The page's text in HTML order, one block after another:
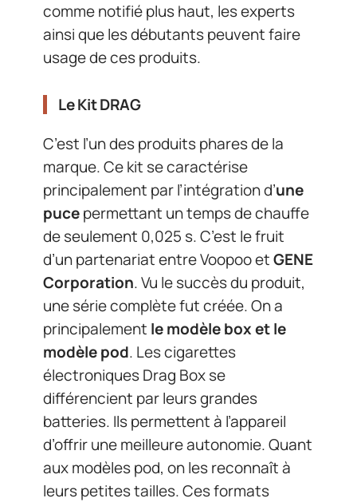
comme notifié plus haut, les experts
ainsi que les débutants peuvent faire
usage de ces produits.
Le Kit DRAG
C’est l’un des produits phares de la
marque. Ce kit se caractérise
principalement par l’intégration d’une
pucepermettant un temps de chauffe
de seulement 0,025 s. C’est le fruit
d’un partenariat entre Voopoo etGENE
Corporation. Vu le succès du produit,
une série complète fut créée. On a
principalement le modèle box et le
modèle pod. Les cigarettes
électroniques Drag Box se
différencient par leurs grandes
batteries. Ils permettent à l’appareil
d’offrir une meilleure autonomie. Quant
aux modèles pod, on les reconnaît à
leurs petites tailles. Ces formats